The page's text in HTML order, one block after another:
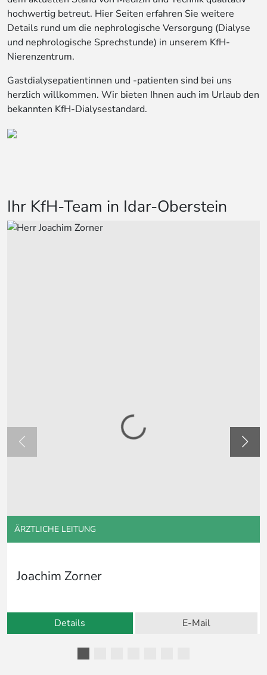
hochwertig betreut. Hier Seiten erfahren Sie weitere
Details rund um die nephrologische Versorgung (Dialyse
und nephrologische Sprechstunde) in unserem KfH-
Nierenzentrum.
Gastdialysepatientinnen und -patienten sind bei uns
herzlich willkommen. Wir bieten Ihnen auch im Urlaub den
bekannten KfH-Dialysestandard.
Ihr KfH-Team in Idar-Oberstein
ÄRZTLICHE LEITUNG
Joachim Zorner
Details E-Mail